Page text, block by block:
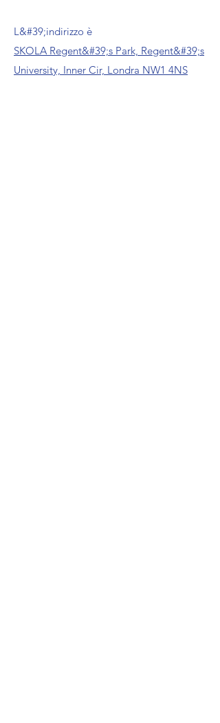
L&#39;indirizzo è
SKOLA Regent&#39;s Park, Regent&#39;s
University, Inner Cir, Londra NW1 4NS